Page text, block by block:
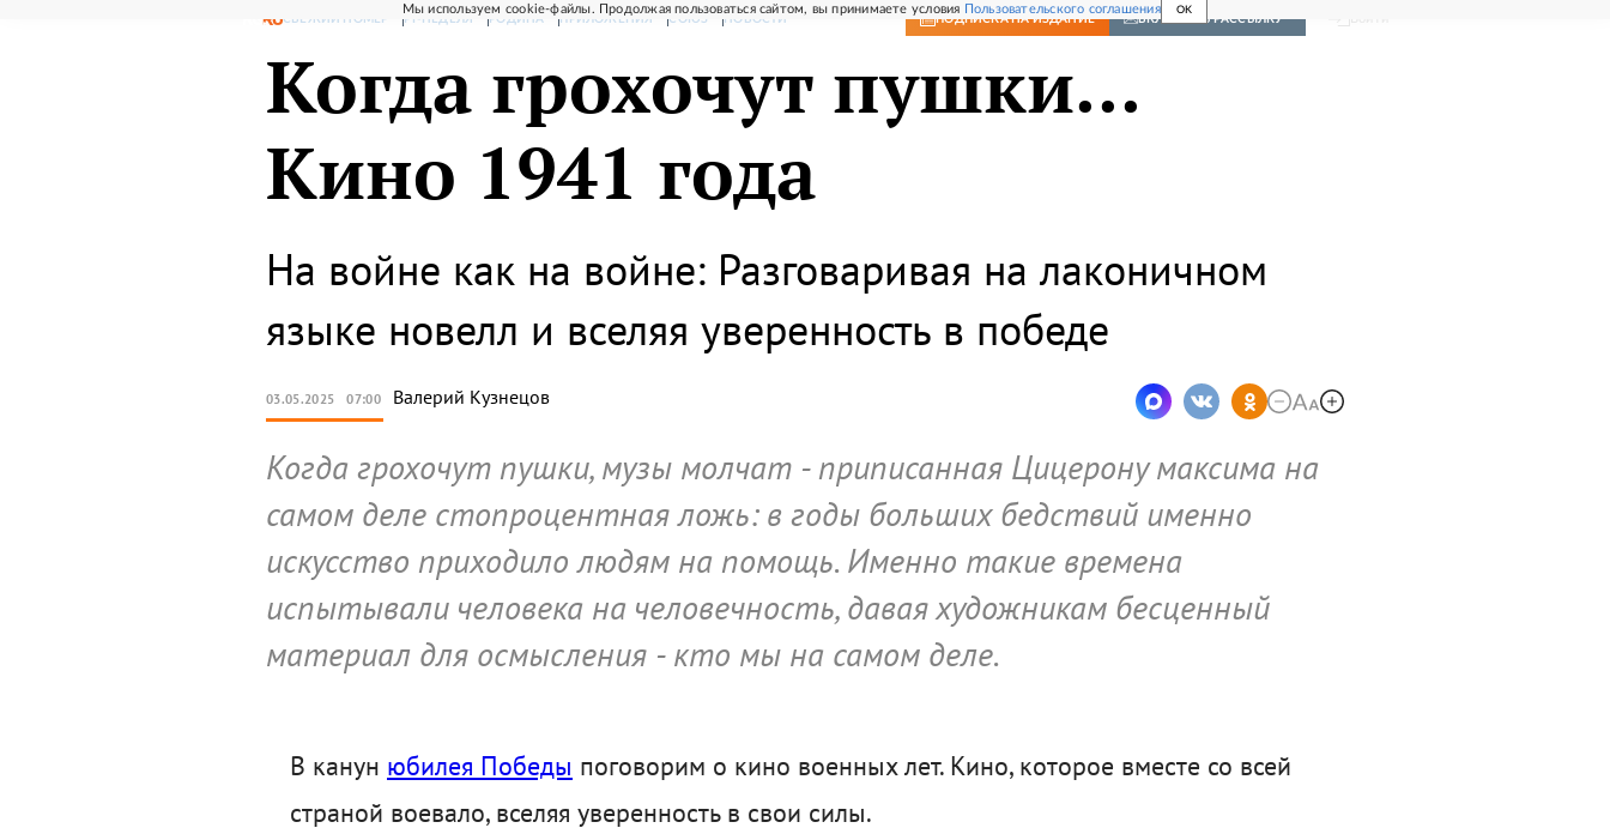
Мы используем cookie-файлы. Продолжая пользоваться сайтом, вы принимаете условия Пользовательского соглашения OK
СВЕЖИЙ НОМЕР РГ-НЕДЕЛЯ РОДИНА ПРИЛОЖЕНИЯ СОЮЗ НОВОСТИ ПОДПИСКА НА ИЗДАНИЕ ВКЛЮЧИТЬ РАССЫЛКУ
Когда грохочут пушки...
Кино 1941 года
На войне как на войне: Разговаривая на лаконичном
языке новелл и вселяя уверенность в победе
03.05.2025 07:00 Валерий Кузнецов
Когда грохочут пушки, музы молчат - приписанная Цицерону максима на
самом деле стопроцентная ложь: в годы больших бедствий именно
искусство приходило людям на помощь. Именно такие времена
испытывали человека на человечность, давая художникам бесценный
материал для осмысления - кто мы на самом деле.
В канун юбилея Победы поговорим о кино военных лет. Кино, которое вместе со всей
страной воевало, вселяя уверенность в свои силы.